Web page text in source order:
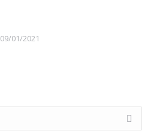
09/01/2021